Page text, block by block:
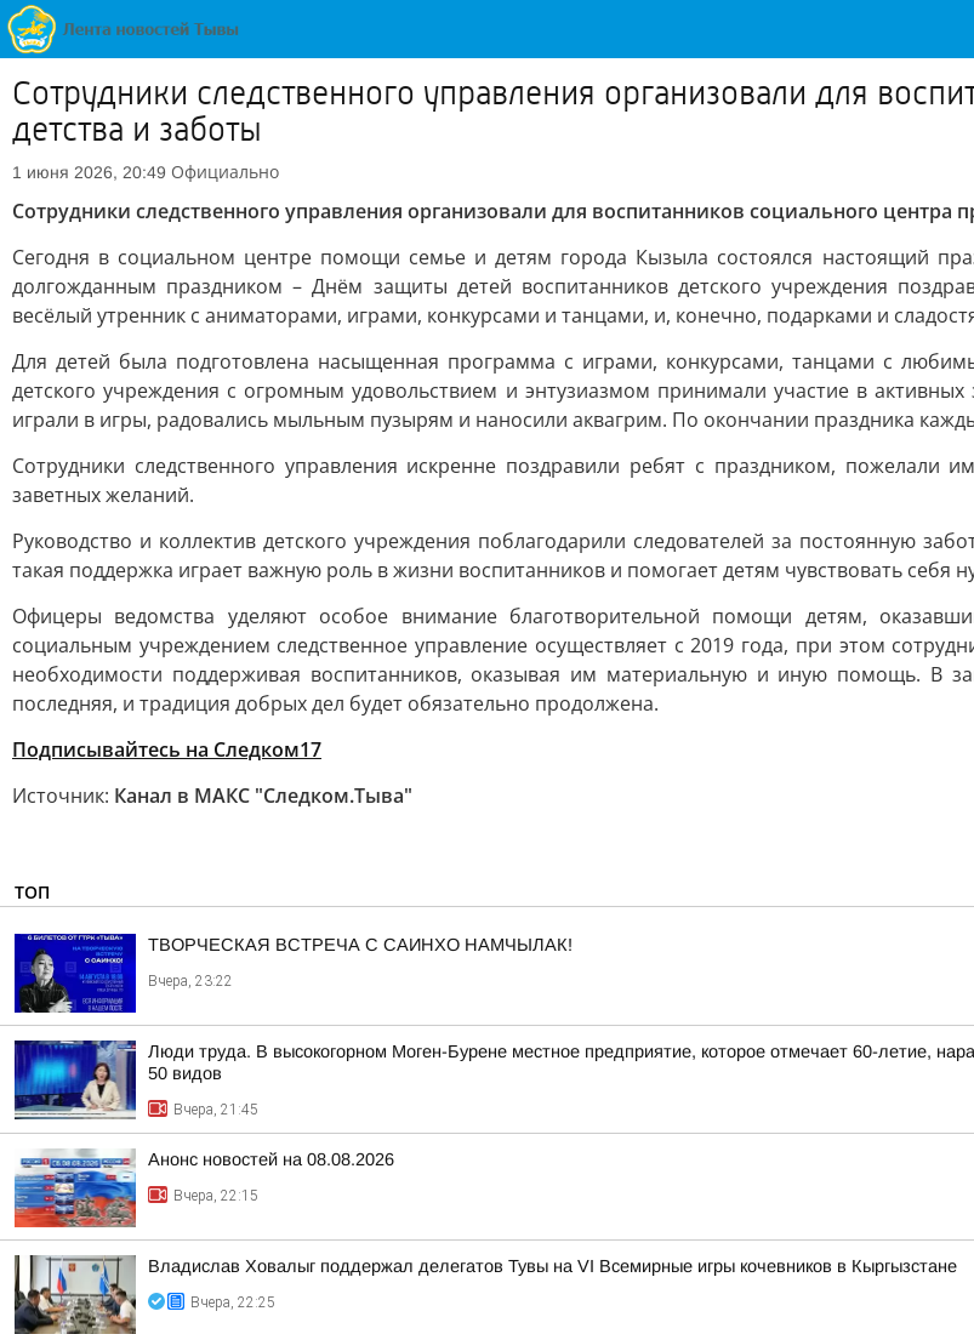
Сотрудники следственного управления организовали для
детства и заботы
1 июня 2026, 20:49 Официально
Сотрудники следственного управления организовали для воспитанников социального центра
Сегодня в социальном центре помощи семье и детям города Кызыла состоялся настоящий
долгожданным праздником – Днём защиты детей воспитанников детского учреждения
весёлый утренник с аниматорами, играми, конкурсами и танцами, и, конечно, подарками и
Для детей была подготовлена насыщенная программа с играми, конкурсами, танцами с
детского учреждения с огромным удовольствием и энтузиазмом принимали участие в
играли в игры, радовались мыльным пузырям и наносили аквагрим. По окончании праздника
Сотрудники следственного управления искренне поздравили ребят с праздником, пожелали
заветных желаний.
Руководство и коллектив детского учреждения поблагодарили следователей за постоянную
такая поддержка играет важную роль в жизни воспитанников и помогает детям чувствовать
Офицеры ведомства уделяют особое внимание благотворительной помощи детям,
социальным учреждением следственное управление осуществляет с 2019 года, при этом
необходимости поддерживая воспитанников, оказывая им материальную и иную помощь. В
последняя, и традиция добрых дел будет обязательно продолжена.
Подписывайтесь на Следком17
Источник: Канал в МАКС "Следком.Тыва"
ТОП
ТВОРЧЕСКАЯ ВСТРЕЧА С САИНХО НАМЧЫЛАК!
Вчера, 23:22
Люди труда. В высокогорном Моген-Бурене местное предприятие, которое отмечает 60-летие,
50 видов
Вчера, 21:45
Анонс новостей на 08.08.2026
Вчера, 22:15
Владислав Ховалыг поддержал делегатов Тувы на VI Всемирные игры кочевников в Кыргызстане
Вчера, 22:25